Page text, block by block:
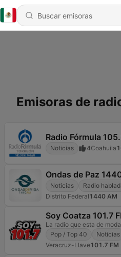
Emisoras de
Radio Fórmula
Noticias 4Coahuila
Ondas de Paz
Noticias Radio
Distrito Federal 1440 AM
Soy Coatza 101.7
La radio que esta de moda
Pop / Top 40
Noticias
Veracruz-Llave101.7 FM